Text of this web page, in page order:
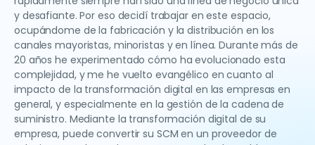
y desafiante. Por eso decidí trabajar en este espacio,
ocupándome de la fabricación y la distribución en los
canales mayoristas, minoristas y en línea. Durante más de
20 años he experimentado cómo ha evolucionado esta
complejidad, y me he vuelto evangélico en cuanto al
impacto de la transformación digital en las empresas en
general, y especialmente en la gestión de la cadena de
suministro. Mediante la transformación digital de su
empresa, puede convertir su SCM en un proveedor de